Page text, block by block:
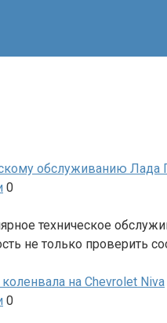
обслуживанию Лада
0
техническое
не только проверить
на Chevrolet Niva
0